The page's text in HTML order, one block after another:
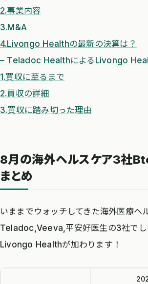
2.事業内容
3.M&A
4.Livongo Healthの最新の決算は？
– Teladoc HealthによるLivongo
1.買収に至るまで
2.買収の詳細
3.買収に踏み切った理由
8月の海外ヘルスケア3社
まとめ
いままでウォッチしてきた海外医療ヘ
Teladoc,Veeva,平安好医生の3社でし
Livongo Healthが加わります！